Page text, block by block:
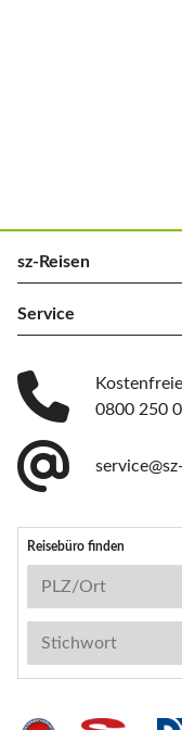
sz-Reisen
Service
0800 250
Reisebüro finden
Reisebüro-Suche
PLZ/Ort